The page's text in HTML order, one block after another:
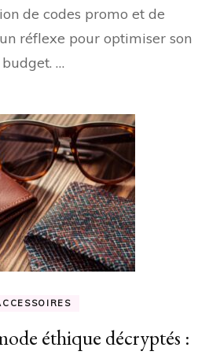
de codes promo et de
réflexe pour optimiser son
budget. …
éthique décryptés :